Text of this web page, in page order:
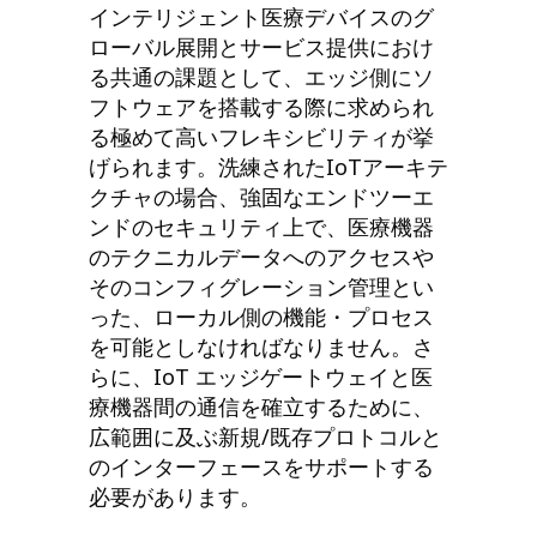
インテリジェント医療デバイスのグ
ローバル展開とサービス提供におけ
る共通の課題として、エッジ側にソ
フトウェアを搭載する際に求められ
る極めて高いフレキシビリティが挙
げられます。洗練されたIoTアーキテ
クチャの場合、強固なエンドツーエ
ンドのセキュリティ上で、医療機器
のテクニカルデータへのアクセスや
そのコンフィグレーション管理とい
った、ローカル側の機能・プロセス
を可能としなければなりません。さ
らに、IoT エッジゲートウェイと医
療機器間の通信を確立するために、
広範囲に及ぶ新規/既存プロトコルと
のインターフェースをサポートする
必要があります。